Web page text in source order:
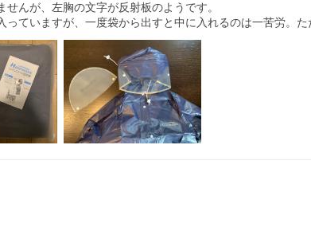
せんが、左胸の文字が反射板のようです。
っていますが、一度袋から出すと中に入れるのは一苦労。た